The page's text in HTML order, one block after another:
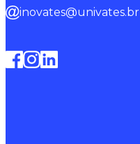
inovates@univates.br